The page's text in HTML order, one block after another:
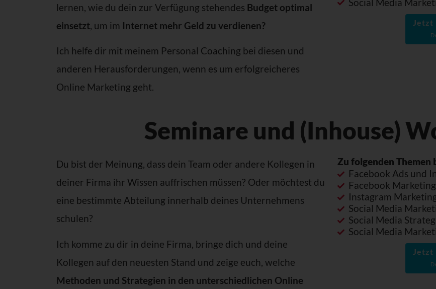
lernen, wie du dein zur Verfügung stehendes Budget optimal
einsetzt, um im Internet mehr Geld zu verdienen?
Ich helfe dir mit meinem Personal Coaching bei diesen und
anderen Herausforderungen, wenn es um erfolgreicheres
Online Marketing geht.
Social Media
Jetzt
Seminare und (Inhouse)
Du bist der Meinung, dass dein Team oder andere Kollegen in
deiner Firma ihr Wissen auffrischen müssen? Oder möchtest du
eine bestimmte Abteilung innerhalb deines Unternehmens
schulen?
Ich komme zu dir in deine Firma, bringe dich und deine
Kollegen auf den neuesten Stand und zeige euch, welche
Methoden und Strategien in den unterschiedlichen Online
Zu folgenden Themen
Facebook Ads und
Facebook Marketing
Instagram
Social Media
Social Media
Social Media
Jetzt